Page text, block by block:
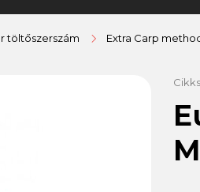
töltőszerszám Extra Carp